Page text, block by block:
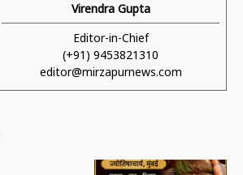
Virendra Gupta
Editor-in-Chief
(+91) 9453821310
editor@mirzapurnews.com